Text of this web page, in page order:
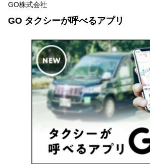
GO株式会社
GO タクシーが呼べるアプリ